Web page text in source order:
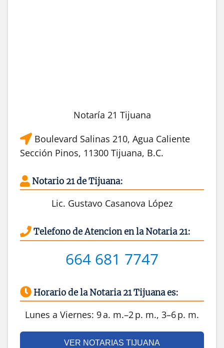
Notaría 21 Tijuana
Boulevard Salinas 210, Agua Caliente
Sección Pinos, 11300 Tijuana, B.C.
Notario 21 de Tijuana:
Lic. Gustavo Casanova López
Telefono de Atencion en la Notaria 21:
664 681 7747
Horario de la Notaria 21 Tijuana es:
Lunes a Viernes: 9 a. m.–2 p. m., 3–6 p. m.
VER NOTARIAS TIJUANA